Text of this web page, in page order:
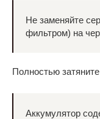
Не заменяйте
фильтром) на
Полностью
Аккумулятор